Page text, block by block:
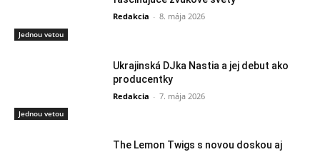
Jednou vetou
Redakcia - 8. mája 2026
Jednou vetou
Ukrajinská DJka Nastia a jej debut ako
producentky
Redakcia - 7. mája 2026
The Lemon Twigs s novou doskou aj